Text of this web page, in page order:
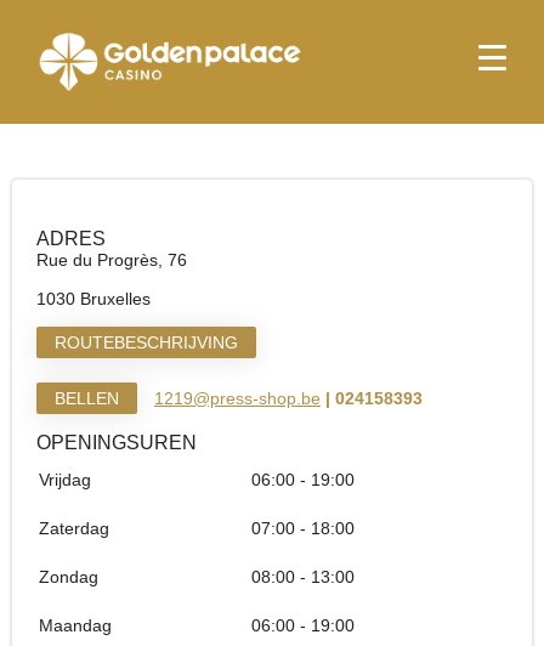
Startpagina
ADRES
Rue du Progrès, 76
1030 Bruxelles
ROUTEBESCHRIJVING
BELLEN 1219@press-shop.be | 024158393
OPENINGSUREN
Vrijdag 06:00 - 19:00
Zaterdag 07:00 - 18:00
Zondag 08:00 - 13:00
Maandag 06:00 - 19:00